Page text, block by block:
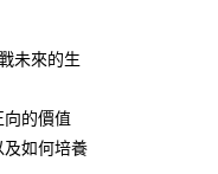
所提供，讓
／分期付
理及利
正。
單，請聯
過AFTEE
若有關於
先享後
home
箱）
未來的生
的價值
及如何培養